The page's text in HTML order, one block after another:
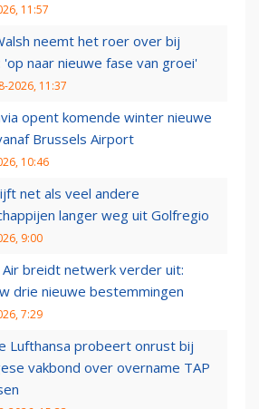
11:57
neemt het roer over bij
'op naar nieuwe fase van groei'
2026, 11:37
opent komende winter nieuwe
Brussels Airport
10:46
net als veel andere
langer weg uit Golfregio
9:00
Air breidt netwerk verder uit:
drie nieuwe bestemmingen
7:29
Lufthansa probeert onrust bij
vakbond over overname TAP